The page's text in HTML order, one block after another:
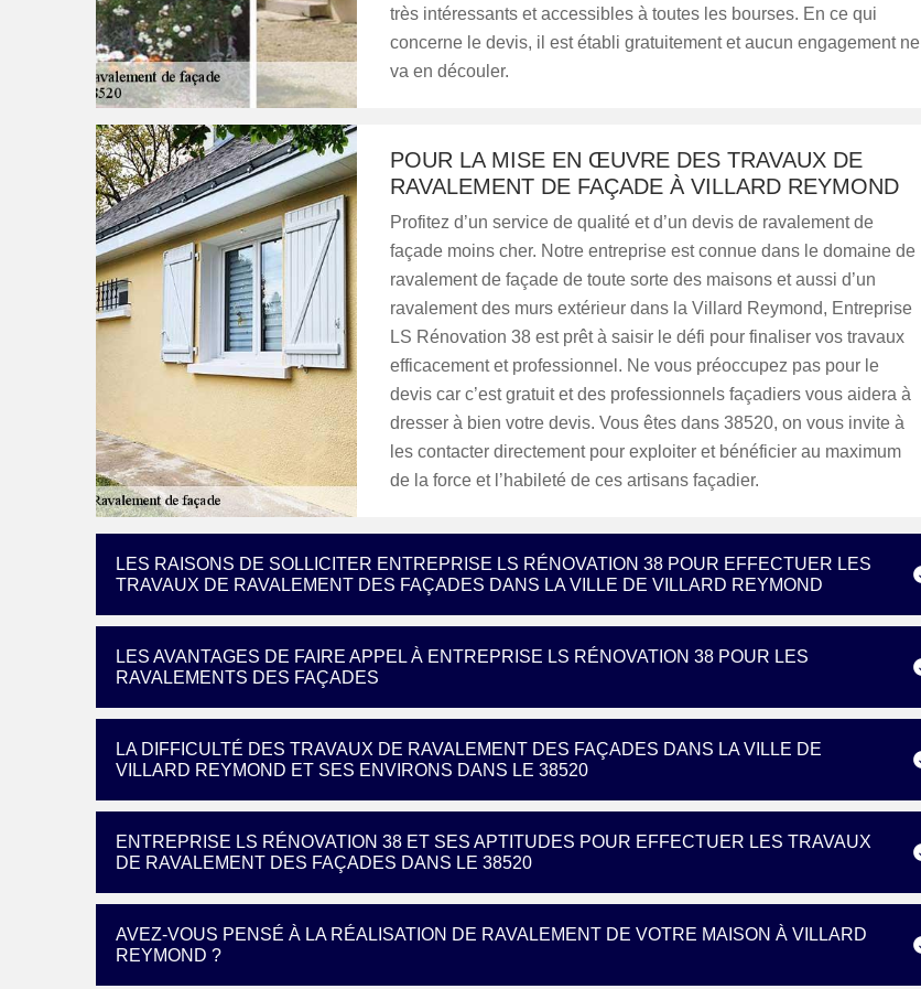
très intéressants et accessibles à toutes les bourses. En ce qui
concerne le devis, il est établi gratuitement et aucun engagement ne
va en découler.
POUR LA MISE EN ŒUVRE DES TRAVAUX DE
RAVALEMENT DE FAÇADE À VILLARD REYMOND
Profitez d’un service de qualité et d’un devis de ravalement de
façade moins cher. Notre entreprise est connue dans le domaine de
ravalement de façade de toute sorte des maisons et aussi d’un
ravalement des murs extérieur dans la Villard Reymond, Entreprise
LS Rénovation 38 est prêt à saisir le défi pour finaliser vos travaux
efficacement et professionnel. Ne vous préoccupez pas pour le
devis car c’est gratuit et des professionnels façadiers vous aidera à
dresser à bien votre devis. Vous êtes dans 38520, on vous invite à
les contacter directement pour exploiter et bénéficier au maximum
de la force et l’habileté de ces artisans façadier.
LES RAISONS DE SOLLICITER ENTREPRISE LS RÉNOVATION 38 POUR EFFECTUER LES
TRAVAUX DE RAVALEMENT DES FAÇADES DANS LA VILLE DE VILLARD REYMOND
LES AVANTAGES DE FAIRE APPEL À ENTREPRISE LS RÉNOVATION 38 POUR LES
RAVALEMENTS DES FAÇADES
LA DIFFICULTÉ DES TRAVAUX DE RAVALEMENT DES FAÇADES DANS LA VILLE DE
VILLARD REYMOND ET SES ENVIRONS DANS LE 38520
ENTREPRISE LS RÉNOVATION 38 ET SES APTITUDES POUR EFFECTUER LES TRAVAUX
DE RAVALEMENT DES FAÇADES DANS LE 38520
AVEZ-VOUS PENSÉ À LA RÉALISATION DE RAVALEMENT DE VOTRE MAISON À VILLARD
REYMOND ?